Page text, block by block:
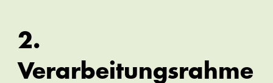
2.
Verarbeitungsrahme